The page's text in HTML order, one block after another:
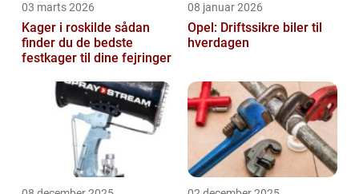
03 marts 2026
Kager i roskilde sådan
finder du de bedste
festkager til dine fejringer
08 januar 2026
Opel: Driftssikre biler til
hverdagen